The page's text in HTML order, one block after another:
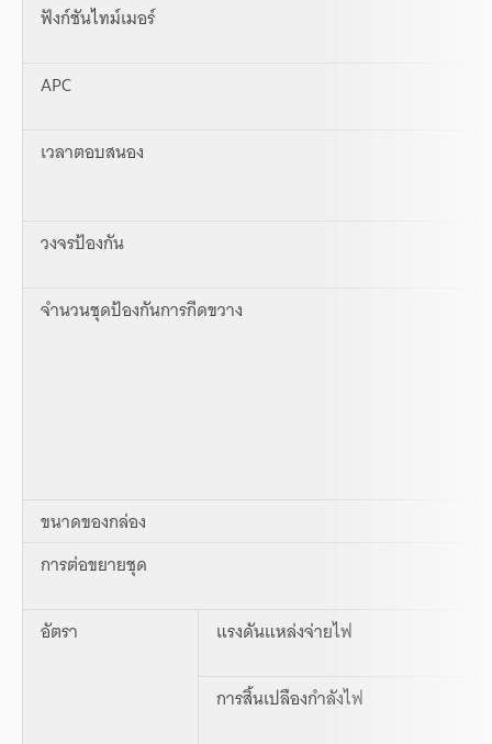
ฟังก์ชันไทม์เมอร์
APC
เวลาตอบสนอง
วงจรป้องกัน
จำนวนชุดป้องกันการกีดขวาง
ขนาดของกล่อง
การต่อขยายชุด
อัตรา แรงดันแหล่งจ่ายไฟ
การสิ้นเปลืองกำลังไฟ